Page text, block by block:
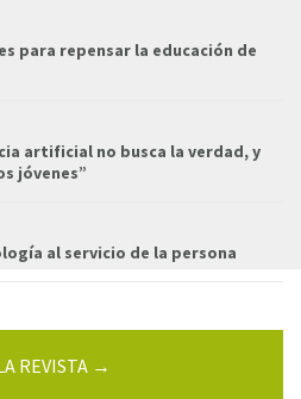
para repensar la educación de
artificial no busca la verdad, y
jóvenes”
al servicio de la persona
REVISTA →